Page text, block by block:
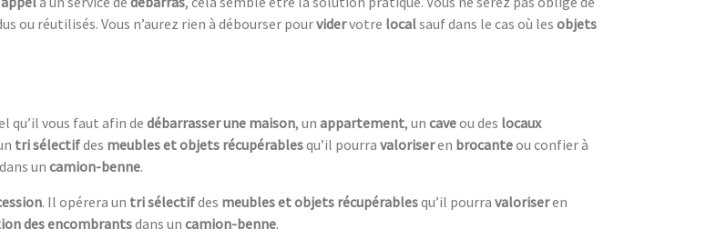
ou réutilisés. Vous n’aurez rien à débourser pourvidervotre localsauf dans le cas où les objets
qu’il vous faut afin de débarrasser une maison, un appartement, un caveou des locaux
tri sélectifdes meubles et objets récupérablesqu’il pourra valoriseren brocanteou confier à
dans un camion-benne.
. Il opérera un tri sélectifdes meubles et objets récupérablesqu’il pourra valoriseren
des encombrantsdans un camion-benne.